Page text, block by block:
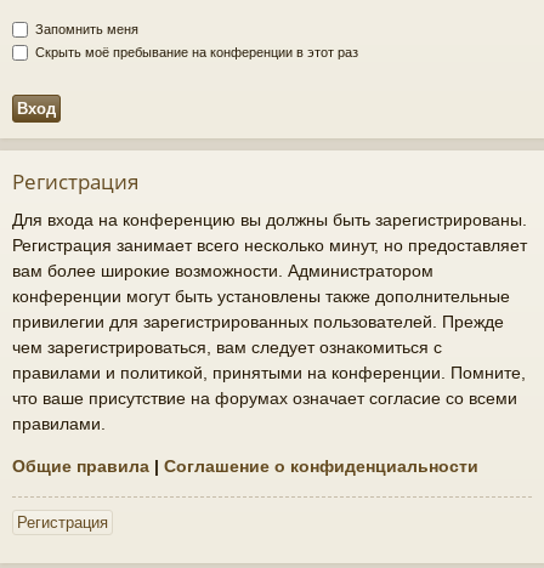
Запомнить меня
Скрыть моё пребывание на конференции в этот раз
Регистрация
Для входа на конференцию вы должны быть зарегистрированы.
Регистрация занимает всего несколько минут, но предоставляет
вам более широкие возможности. Администратором
конференции могут быть установлены также дополнительные
привилегии для зарегистрированных пользователей. Прежде
чем зарегистрироваться, вам следует ознакомиться с
правилами и политикой, принятыми на конференции. Помните,
что ваше присутствие на форумах означает согласие со всеми
правилами.
Общие правила | Соглашение о конфиденциальности
Регистрация